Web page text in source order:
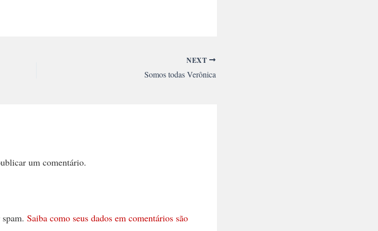
NEXT
Somos todas Verônica
um comentário.
Saiba como seus dados em comentários são